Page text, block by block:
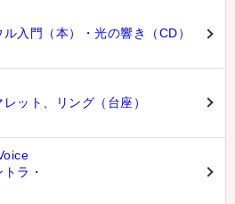
入門（本）・光の響き（CD）
ット、リング（台座）
ラ・